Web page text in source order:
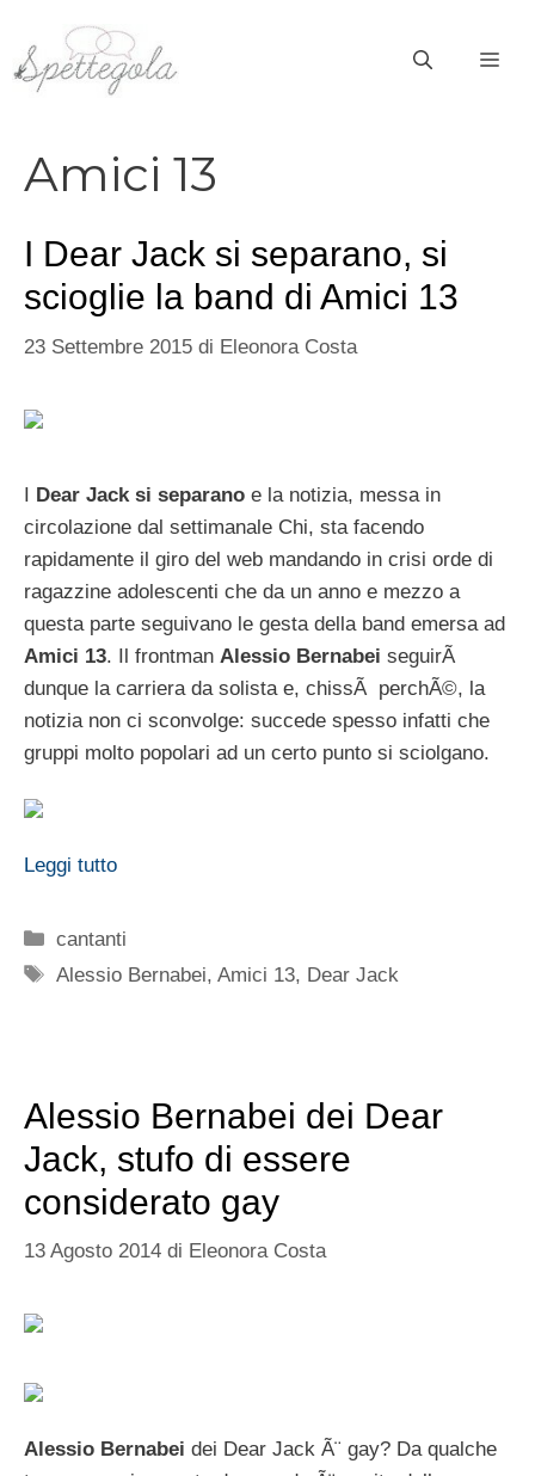
contenuto
Amici 13
I Dear Jack si separano, si
scioglie la band di Amici 13
23 Settembre 2015 di Eleonora Costa
I Dear Jack si separano e la notizia, messa in
circolazione dal settimanale Chi, sta facendo
rapidamente il giro del web mandando in crisi orde di
ragazzine adolescenti che da un anno e mezzo a
questa parte seguivano le gesta della band emersa ad
Amici 13. Il frontman Alessio Bernabei seguirÃ
dunque la carriera da solista e, chissÃ perchÃ©, la
notizia non ci sconvolge: succede spesso infatti che
gruppi molto popolari ad un certo punto si sciolgano.
Leggi tutto
Categorie
cantanti
Tag
Alessio Bernabei,Amici 13, Dear Jack
Alessio Bernabei dei Dear
Jack, stufo di essere
considerato gay
13 Agosto 2014 di Eleonora Costa
Alessio Bernabei dei Dear Jack Ã¨ gay? Da qualche